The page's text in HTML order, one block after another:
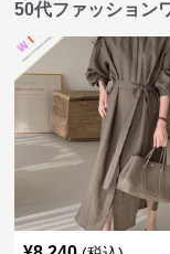
50代ファッション